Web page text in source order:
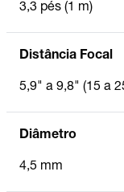
3,3 pés (1 m)
Distância Focal
5,9" a 9,8" (15 a
Diâmetro
4,5 mm